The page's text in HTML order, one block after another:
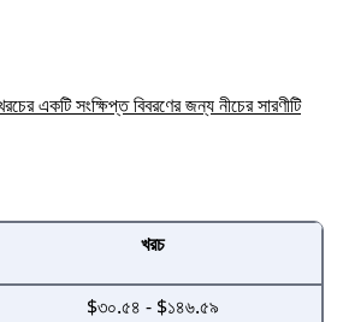
একটি সংক্ষিপ্ত বিবরণের জন্য নীচের সারণীটি
খরচ
$৩০.৫৪ - $১৪৬.৫৯